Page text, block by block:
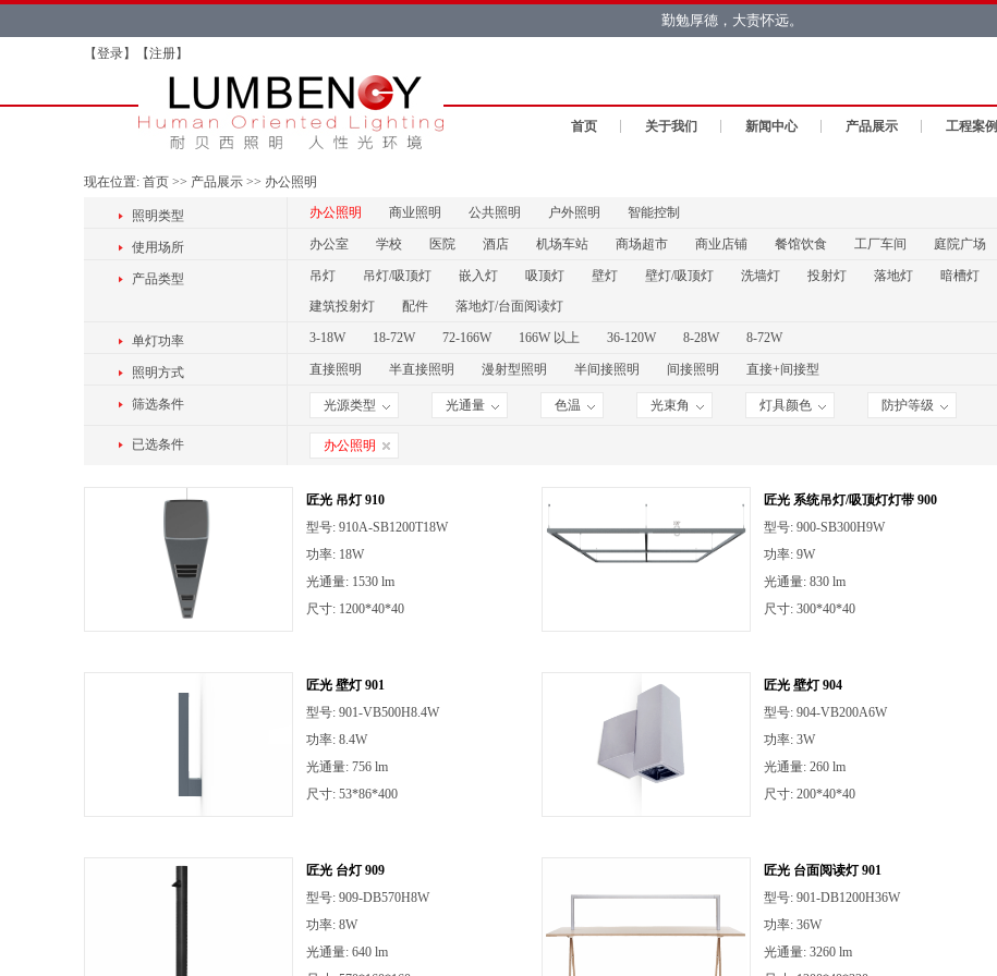
勤勉厚德，大责怀远。
【登录】【注册】
首页 关于我们 新闻中心 产品展示 工程案例
现在位置: 首页 >> 产品展示 >> 办公照明
照明类型 办公照明 商业照明 公共照明 户外照明 智能控制
使用场所 办公室 学校 医院 酒店 机场车站 商场超市 商业店铺 餐馆饮食 工厂车间 庭院广场
产品类型 吊灯 吊灯/吸顶灯 嵌入灯 吸顶灯 壁灯 壁灯/吸顶灯 洗墙灯 投射灯 落地灯 暗槽灯
建筑投射灯
配件 落地灯/台面阅读灯
单灯功率 3-18W 18-72W 72-166W 166W 以上 36-120W 8-28W 8-72W
照明方式 直接照明 半直接照明 漫射型照明 半间接照明 间接照明 直接+间接型
筛选条件 光源类型 光通量 色温 光束角 灯具颜色 防护等级
已选条件 办公照明
匠光 吊灯 910
型号: 910A-SB1200T18W
功率: 18W
光通量: 1530 lm
尺寸: 1200*40*40
匠光 系统吊灯/吸顶灯灯带 900
型号: 900-SB300H9W
功率: 9W
光通量: 830 lm
尺寸: 300*40*40
匠光 壁灯 901
型号: 901-VB500H8.4W
功率: 8.4W
光通量: 756 lm
尺寸: 53*86*400
匠光 壁灯 904
型号: 904-VB200A6W
功率: 3W
光通量: 260 lm
尺寸: 200*40*40
匠光 台灯 909
型号: 909-DB570H8W
功率: 8W
光通量: 640 lm
匠光 台面阅读灯 901
型号: 901-DB1200H36W
功率: 36W
光通量: 3260 lm